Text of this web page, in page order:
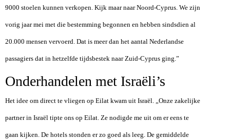
9000 stoelen kunnen verkopen. Kijk maar naar Noord-Cyprus. We zijn
vorig jaar mei met die bestemming begonnen en hebben sindsdien al
20.000 mensen vervoerd. Dat is meer dan het aantal Nederlandse
passagiers dat in hetzelfde tijdsbestek naar Zuid-Cyprus ging.”
Onderhandelen met Israëli’s
Het idee om direct te vliegen op Eilat kwam uit Israël. „Onze zakelijke
partner in Israël tipte ons op Eilat. Ze nodigde me uit om er eens te
gaan kijken. De hotels stonden er zo goed als leeg. De gemiddelde